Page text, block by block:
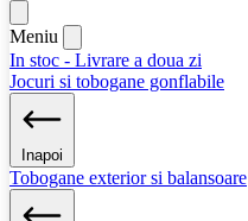
Meniu
In stoc - Livrare a doua zi
Jocuri si tobogane gonflabile
Inapoi
Tobogane exterior si balansoare